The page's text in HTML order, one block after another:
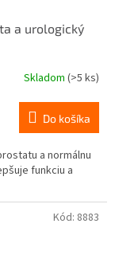
a urologický
Skladom (>5 ks)
Do košíka
a normálnu
funkciu a
Kód: 8883